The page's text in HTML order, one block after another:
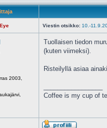
Viestin otsikko: 10.-
2003,
Tuollaisen tiedon
(kuten viimeksi).
Risteilyllä asiaa
Coffee is my cup of